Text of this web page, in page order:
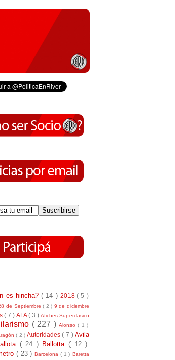
es hincha?( 14 ) 2018( 5 )
de Septiembre( 2 ) 9 de diciembre
( 7 ) AFA( 3 ) Afiches Superclasico
( 227 )Alonso( 1 )
( 2 ) Autoridades( 7 ) Avila
( 24 ) Ballotta( 12 )
( 23 ) Barcelona ( 1 ) Baretta